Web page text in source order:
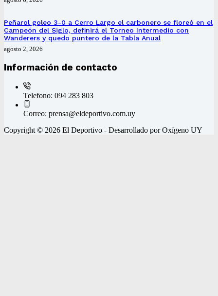
Peñarol goleo 3-0 a Cerro Largo el carbonero se floreó en el
Campeón del Siglo, definirá el Torneo Intermedio con
Wanderers y quedo puntero de la Tabla Anual
agosto 2, 2026
Información de contacto
Telefono: 094 283 803
Correo: prensa@eldeportivo.com.uy
Copyright © 2026 El Deportivo - Desarrollado por Oxígeno UY